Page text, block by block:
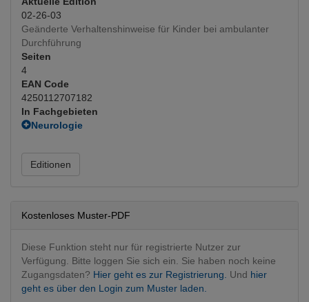
02-26-03
Geänderte Verhaltenshinweise für Kinder bei ambulanter
Durchführung
Seiten
4
EAN Code
4250112707182
In Fachgebieten
Neurologie
Editionen
Kostenloses Muster-PDF
Diese Funktion steht nur für registrierte Nutzer zur
Verfügung. Bitte loggen Sie sich ein. Sie haben noch keine
Zugangsdaten? Hier geht es zur Registrierung. Und hier
geht es über den Login zum Muster laden.